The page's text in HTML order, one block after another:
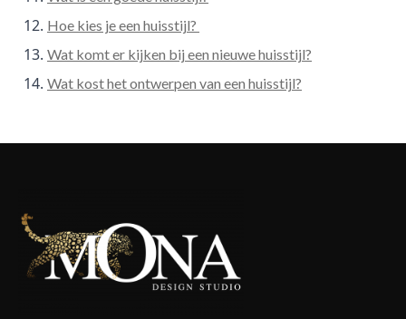
Hoe kies je een huisstijl?
Wat komt er kijken bij een nieuwe huisstijl?
Wat kost het ontwerpen van een huisstijl?